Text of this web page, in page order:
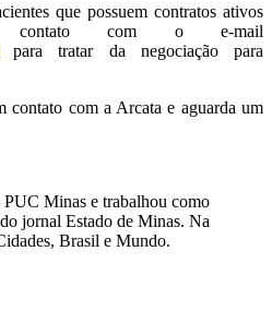
que possuem contratos ativos
contato com o e-mail
tratar da negociação para
contato com a Arcata e aguarda um
Minas e trabalhou como
jornal Estado de Minas. Na
Brasil e Mundo.